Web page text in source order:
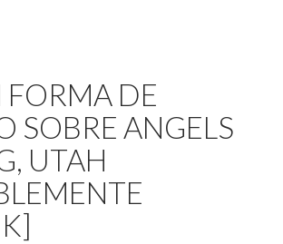
FORMA DE
SOBRE ANGELS
UTAH